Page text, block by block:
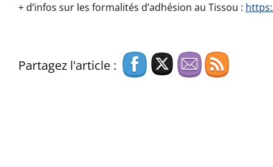
+ d’infos sur les formalités d’adhésion au Tissou :
Partagez l'article :